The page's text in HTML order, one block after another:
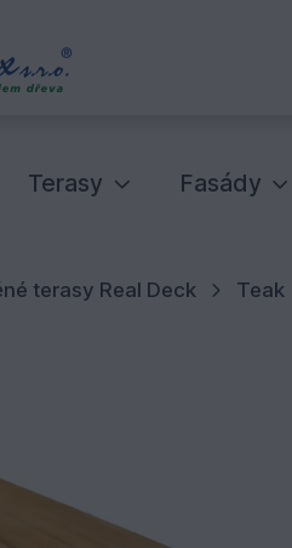
Terasy Fasády
terasy Real Deck Teak